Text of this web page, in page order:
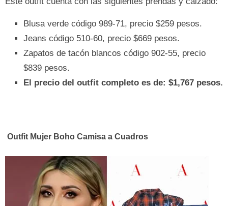
Blusa verde código 989-71, precio $259 pesos.
Jeans código 510-60, precio $669 pesos.
Zapatos de tacón blancos código 902-55, precio
$839 pesos.
El precio del outfit completo es de: $1,767 pesos.
Outfit Mujer Boho Camisa a Cuadros